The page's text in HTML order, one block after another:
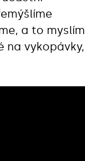
a to myslím
na vykopávky,